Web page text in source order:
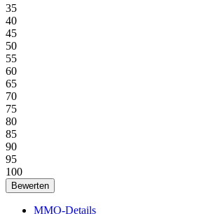
35
40
45
50
55
60
65
70
75
80
85
90
95
100
MMO-Details